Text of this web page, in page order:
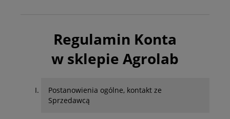
Regulamin Konta
w sklepie Agrolab
Postanowienia ogólne, kontakt ze
Sprzedawcą